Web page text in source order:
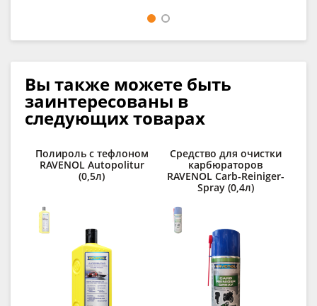
Вы также можете быть
заинтересованы в
следующих товарах
Полироль с тефлоном
RAVENOL Autopolitur
(0,5л)
Средство для очистки
карбюраторов
RAVENOL Carb-Reiniger-
Spray (0,4л)